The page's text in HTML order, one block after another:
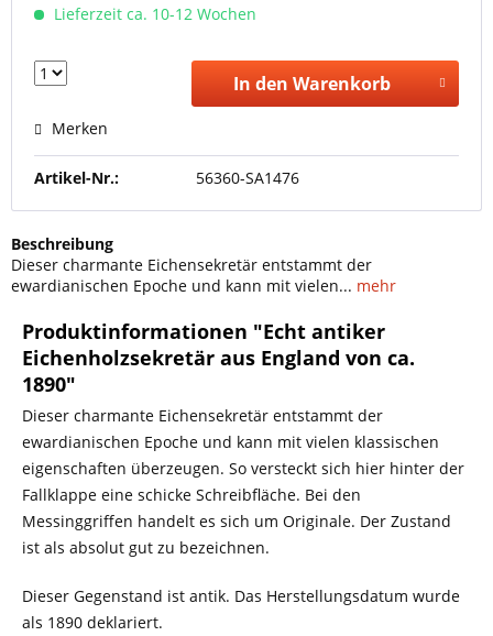
Lieferzeit ca. 10-12 Wochen
In den Warenkorb
Merken
Artikel-Nr.: 56360-SA1476
Beschreibung
Dieser charmante Eichensekretär entstammt der
ewardianischen Epoche und kann mit vielen... mehr
Produktinformationen "Echt antiker
Eichenholzsekretär aus England von ca.
1890"
Dieser charmante Eichensekretär entstammt der
ewardianischen Epoche und kann mit vielen klassischen
eigenschaften überzeugen. So versteckt sich hier hinter der
Fallklappe eine schicke Schreibfläche. Bei den
Messinggriffen handelt es sich um Originale. Der Zustand
ist als absolut gut zu bezeichnen.
Dieser Gegenstand ist antik. Das Herstellungsdatum wurde
als 1890 deklariert.